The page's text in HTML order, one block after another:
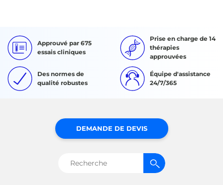
Approuvé par 675
essais cliniques
Prise en charge de 14
thérapies
approuvées
Des normes de
qualité robustes
Équipe d'assistance
24/7/365
DEMANDE DE DEVIS
Rechercher :